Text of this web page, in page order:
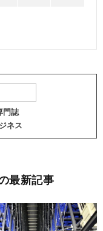
門誌
ネス
最新記事